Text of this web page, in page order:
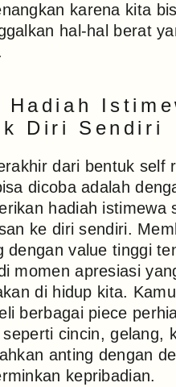
karena kita
hal-hal berat
Hadiah
Diri Sendiri
dari bentuk self
dicoba adalah
hadiah istimewa
ke diri sendiri.
dengan value tinggi
momen apresiasi
di hidup kita.
berbagai piece
cincin, gelang,
anting dengan
kepribadian.